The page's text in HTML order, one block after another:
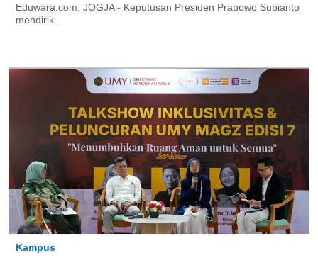
Eduwara.com, JOGJA - Keputusan Presiden Prabowo Subianto
mendirik...
Kampus